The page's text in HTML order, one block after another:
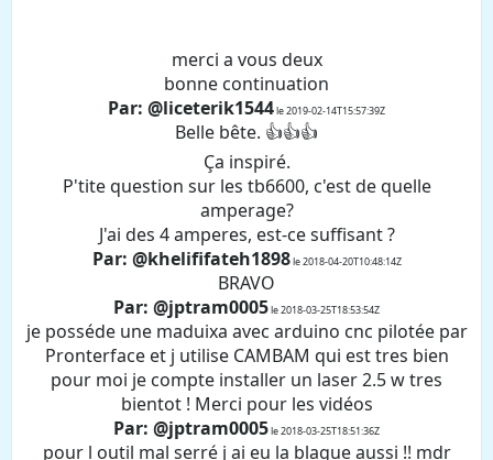
merci a vous deux
bonne continuation
Par: @liceterik1544le 2019-02-14T15:57:39Z
Belle bête. 👍👍👍
Ça inspiré.
P'tite question sur les tb6600, c'est de quelle
amperage?
J'ai des 4 amperes, est-ce suffisant ?
Par: @khelififateh1898le 2018-04-20T10:48:14Z
BRAVO
Par: @jptram0005le 2018-03-25T18:53:54Z
je posséde une maduixa avec arduino cnc pilotée par
Pronterface et j utilise CAMBAM qui est tres bien
pour moi je compte installer un laser 2.5 w tres
bientot ! Merci pour les vidéos
Par: @jptram0005le 2018-03-25T18:51:36Z
pour l outil mal serré j ai eu la blague aussi !! mdr